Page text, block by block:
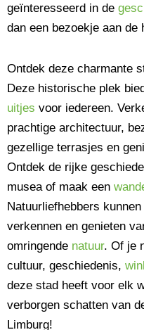
geïnteresseerd in de
dan een bezoekje aan
Ontdek deze charmante
Deze historische plek
uitjes voor iedereen.
prachtige architectuur,
gezellige terrasjes en
Ontdek de rijke
musea of maak een
Natuurliefhebbers
verkennen en genieten
omringende natuur. Of je
cultuur, geschiedenis,
deze stad heeft voor elk
verborgen schatten van
Limburg!